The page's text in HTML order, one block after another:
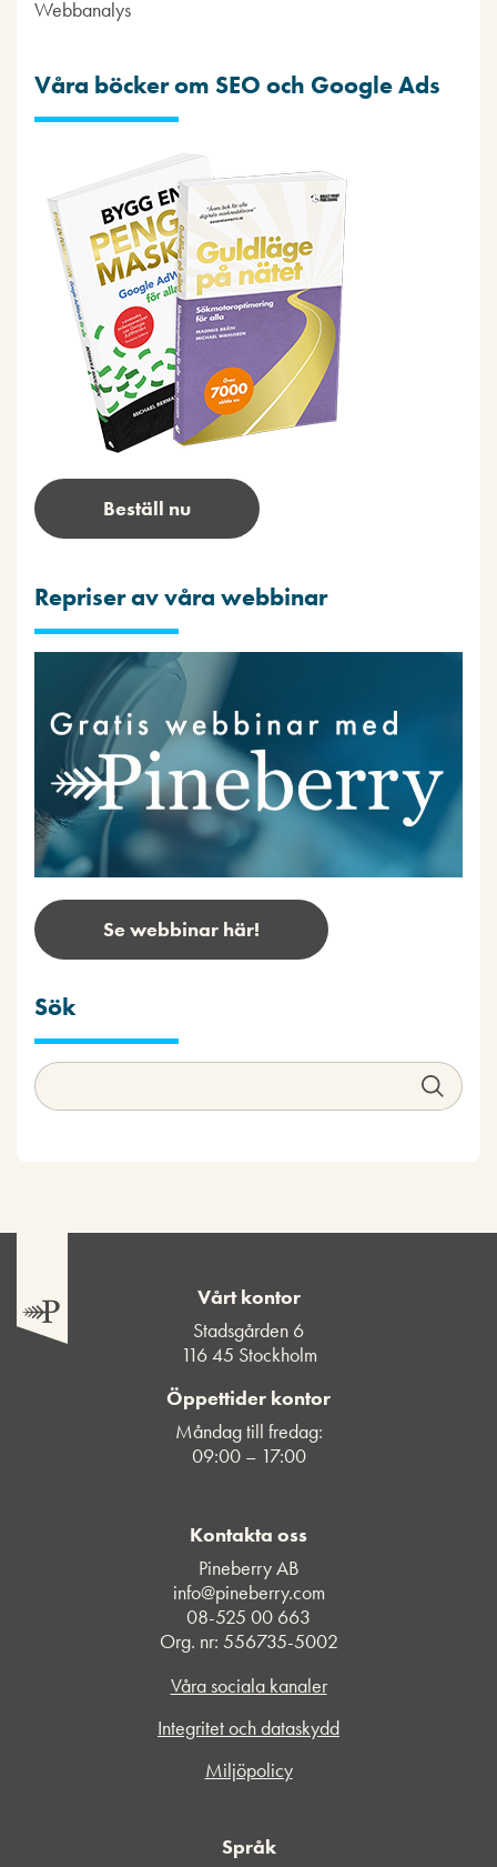
Webbanalys
Våra böcker om SEO och Google Ads
Beställ nu
Repriser av våra webbinar
Se webbinar här!
Sök
Vårt kontor
Stadsgården 6
116 45 Stockholm
Öppettider kontor
Måndag till fredag:
09:00 – 17:00
Kontakta oss
Pineberry AB
info@pineberry.com
08-525 00 663
Org. nr: 556735-5002
Våra sociala kanaler
Integritet och dataskydd
Miljöpolicy
Språk